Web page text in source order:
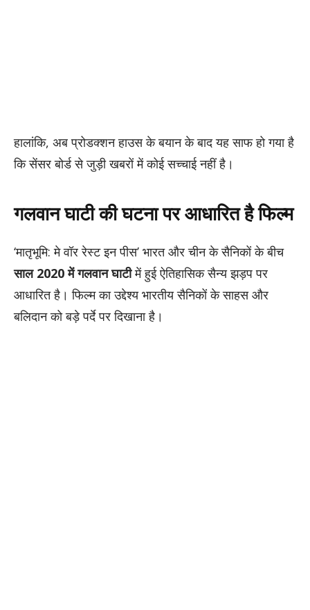
हालांकि, अब प्रोडक्शन हाउस के बयान के बाद यह साफ हो गया है
कि सेंसर बोर्ड से जुड़ी खबरों में कोई सच्चाई नहीं है।
गलवान घाटी की घटना पर आधारित है फिल्म
‘मातृभूमि: मे वॉर रेस्ट इन पीस’ भारत और चीन के सैनिकों के बीच
साल 2020 में गलवान घाटीमें हुई ऐतिहासिक सैन्य झड़प पर
आधारित है। फिल्म का उद्देश्य भारतीय सैनिकों के साहस और
बलिदान को बड़े पर्दे पर दिखाना है।